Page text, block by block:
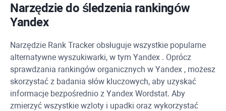
Narzędzie do śledzenia rankingów
Yandex
Narzędzie Rank Trackerobsługuje wszystkie popularne
alternatywne wyszukiwarki, w tym Yandex . Oprócz
sprawdzania rankingów organicznych w Yandex , możesz
skorzystać z badania słów kluczowych, aby uzyskać
informacje bezpośrednio z Yandex Wordstat. Aby
zmierzyć wszystkie wzloty i upadki oraz wykorzystać